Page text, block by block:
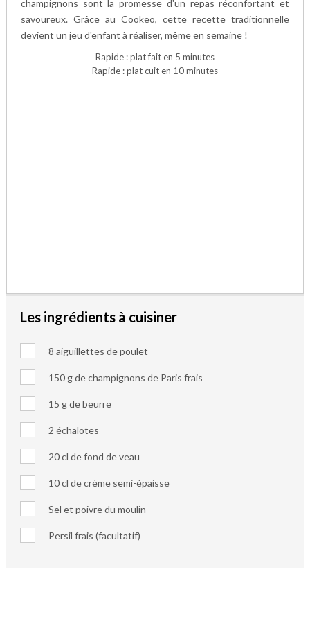
champignons sont la promesse d'un repas réconfortant et
savoureux. Grâce au Cookeo, cette recette traditionnelle
devient un jeu d'enfant à réaliser, même en semaine !
Rapide : plat fait en 5 minutes
Rapide : plat cuit en 10 minutes
Les ingrédients à cuisiner
8 aiguillettes de poulet
150 g de champignons de Paris frais
15 g de beurre
2 échalotes
20 cl de fond de veau
10 cl de crème semi-épaisse
Sel et poivre du moulin
Persil frais (facultatif)